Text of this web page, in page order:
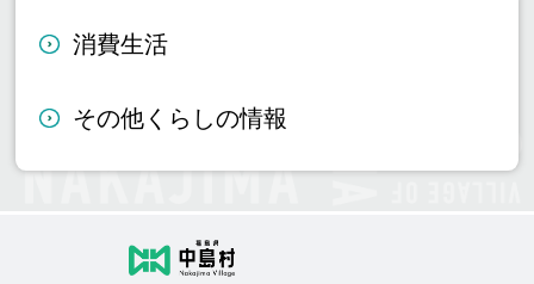
消費生活
その他くらしの情報